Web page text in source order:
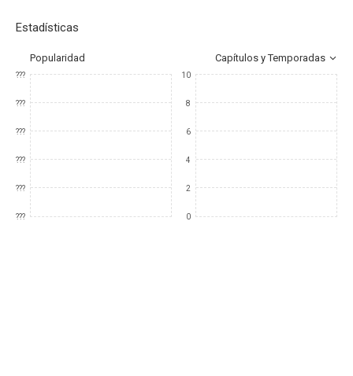
Estadísticas
Popularidad Capítulos y Temporadas
???
???
???
???
???
???
10
8
6
4
2
0